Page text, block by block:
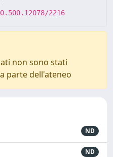
2216
non sono stati
parte dell'ateneo
ND
ND